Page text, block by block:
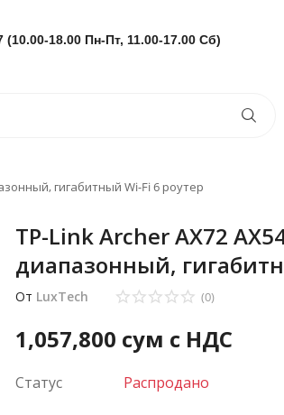
18.00 Пн-Пт, 11.00-17.00 Сб)
гигабитный Wi-Fi 6 роутер
TP-Link Archer AX72
диапазонный,
От LuxTech (0)
1,057,800 сум с НДС
Статус Распродано